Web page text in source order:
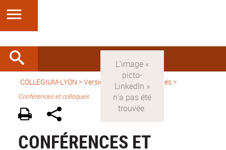
COLLEGIUM-LYON >Version française> Activités>
Conférences et colloques
CONFÉRENCES ET